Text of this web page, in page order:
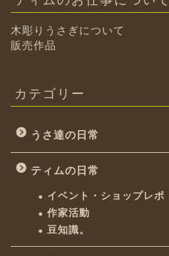
木彫りうさぎについて
販売作品
カテゴリー
うさ達の日常
ティムの日常
イベント・ショップレポ
作家活動
豆知識。